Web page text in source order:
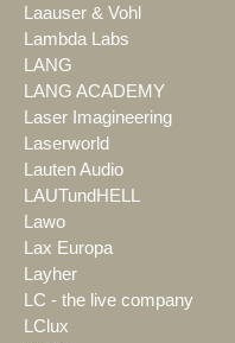
Laauser & Vohl
Lambda Labs
LANG
LANG ACADEMY
Laser Imagineering
Laserworld
Lauten Audio
LAUTundHELL
Lawo
Lax Europa
Layher
LC - the live company
LClux